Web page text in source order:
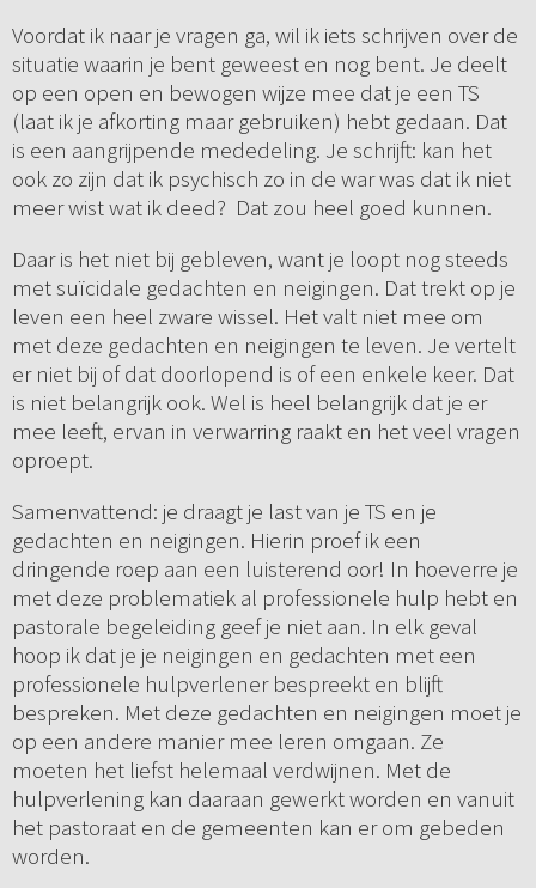
Voordat ik naar je vragen ga, wil ik iets schrijven over de
situatie waarin je bent geweest en nog bent. Je deelt
op een open en bewogen wijze mee dat je een TS
(laat ik je afkorting maar gebruiken) hebt gedaan. Dat
is een aangrijpende mededeling. Je schrijft: kan het
ook zo zijn dat ik psychisch zo in de war was dat ik niet
meer wist wat ik deed? Dat zou heel goed kunnen.
Daar is het niet bij gebleven, want je loopt nog steeds
met suïcidale gedachten en neigingen. Dat trekt op je
leven een heel zware wissel. Het valt niet mee om
met deze gedachten en neigingen te leven. Je vertelt
er niet bij of dat doorlopend is of een enkele keer. Dat
is niet belangrijk ook. Wel is heel belangrijk dat je er
mee leeft, ervan in verwarring raakt en het veel vragen
oproept.
Samenvattend: je draagt je last van je TS en je
gedachten en neigingen. Hierin proef ik een
dringende roep aan een luisterend oor! In hoeverre je
met deze problematiek al professionele hulp hebt en
pastorale begeleiding geef je niet aan. In elk geval
hoop ik dat je je neigingen en gedachten met een
professionele hulpverlener bespreekt en blijft
bespreken. Met deze gedachten en neigingen moet je
op een andere manier mee leren omgaan. Ze
moeten het liefst helemaal verdwijnen. Met de
hulpverlening kan daaraan gewerkt worden en vanuit
het pastoraat en de gemeenten kan er om gebeden
worden.